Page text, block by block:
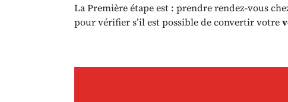
La Première étape est : prendre rendez-vous
pour vérifier s’il est possible de convertir votre